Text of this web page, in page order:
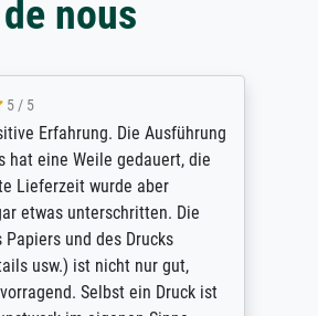
de nous
5 / 5
Erfahrung. Die Ausführung
hat eine Weile gedauert, die
Lieferzeit wurde aber
etwas unterschritten. Die
und des Drucks
usw.) ist nicht nur gut,
Selbst ein Druck ist